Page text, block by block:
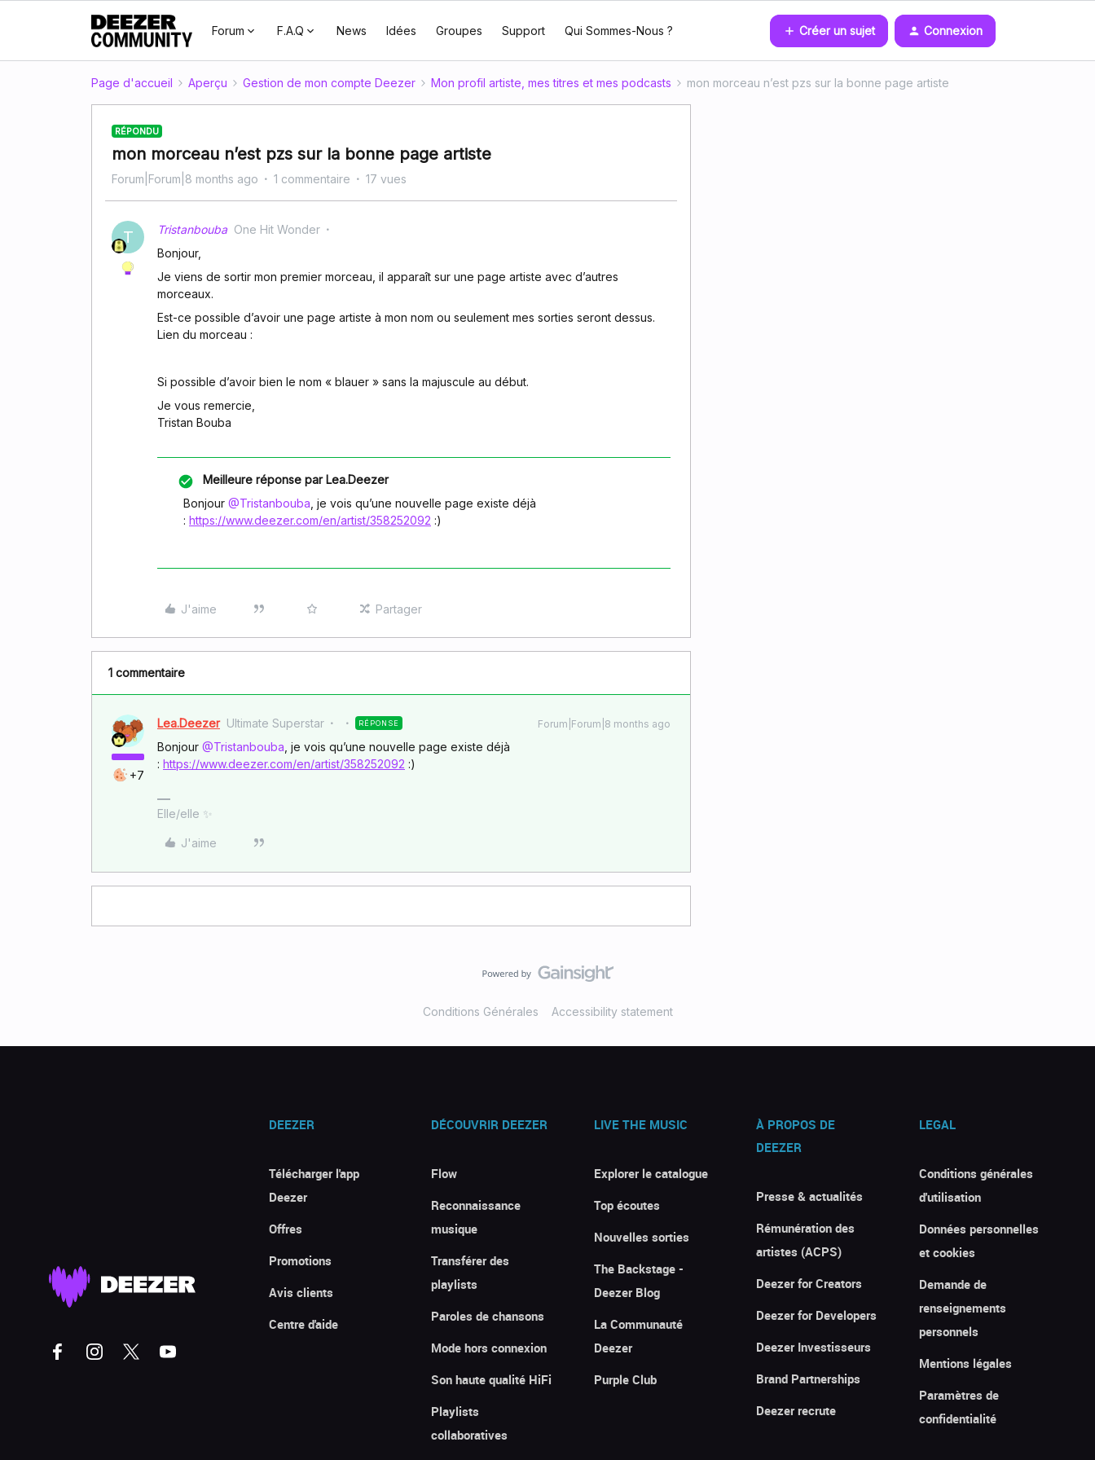
Forum F.A.Q News Idées Groupes Support Qui Sommes-Nous ? Créer un sujet Connexion
Page d'accueil Aperçu Gestion de mon compte Deezer Mon profil artiste, mes titres et mes podcasts mon morceau n’est pzs sur la bonne page artiste
RÉPONDU
mon morceau n’est pzs sur la bonne page artiste
Forum|Forum|8 months ago 1 commentaire 17 vues
T Tristanbouba One Hit Wonder
Bonjour,
Je viens de sortir mon premier morceau, il apparaît sur une page artiste avec d’autres
morceaux.
Est-ce possible d’avoir une page artiste à mon nom ou seulement mes sorties seront dessus.
Lien du morceau :
Si possible d’avoir bien le nom « blauer » sans la majuscule au début.
Je vous remercie,
Tristan Bouba
Meilleure réponse parLea.Deezer
Bonjour ​ @Tristanbouba , je vois qu’une nouvelle page existe déjà
: https://www.deezer.com/en/artist/358252092 :)
J'aime Partager
1 commentaire
+7
Lea.Deezer Ultimate Superstar RÉPONSE Forum|Forum|8 months ago
Bonjour ​ @Tristanbouba , je vois qu’une nouvelle page existe déjà
: https://www.deezer.com/en/artist/358252092 :)
Elle/elle ✨
J'aime
Conditions Générales Accessibility statement
DEEZER
Télécharger l'app
Deezer
Offres
Promotions
Avis clients
Centre d'aide
DÉCOUVRIR DEEZER
Flow
Reconnaissance
musique
Transférer des
playlists
Paroles de chansons
Mode hors connexion
Son haute qualité HiFi
Playlists
collaboratives
LIVE THE MUSIC
Explorer le catalogue
Top écoutes
Nouvelles sorties
The Backstage -
Deezer Blog
La Communauté
Deezer
Purple Club
À PROPOS DE
DEEZER
Presse & actualités
Rémunération des
artistes (ACPS)
Deezer for Creators
Deezer for Developers
Deezer Investisseurs
Brand Partnerships
Deezer recrute
LEGAL
Conditions générales
d'utilisation
Données personnelles
et cookies
Demande de
renseignements
personnels
Mentions légales
Paramètres de
confidentialité